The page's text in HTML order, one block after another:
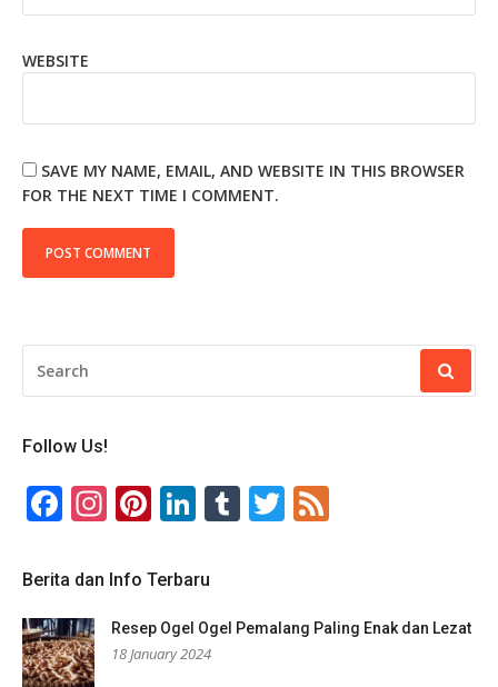
WEBSITE
SAVE MY NAME, EMAIL, AND WEBSITE IN THIS BROWSER
FOR THE NEXT TIME I COMMENT.
FOR:
Follow Us!
Facebook
Instagram
Pinterest
LinkedIn
TumblrTwitter
Berita dan Info Terbaru
Resep Ogel Ogel Pemalang Paling Enak dan Lezat
18 January 2024